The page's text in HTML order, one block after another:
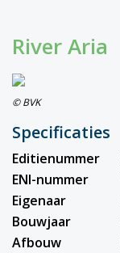
River Aria
© BVK
Specificaties
Editienummer
ENI-nummer
Eigenaar
Bouwjaar
Afbouw